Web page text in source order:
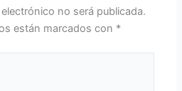
no será publicada.
están marcados con *